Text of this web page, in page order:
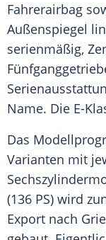
Fahrerairbag
Außenspiegel
serienmäßig,
Name. Die E-
Das
Varianten mit
(136 PS) wird
Export nach